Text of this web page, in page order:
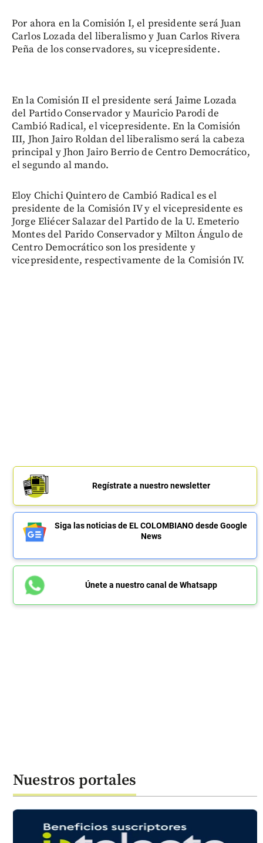
Por ahora en la Comisión I, el presidente será Juan
Carlos Lozada del liberalismo y Juan Carlos Rivera
Peña de los conservadores, su vicepresidente.
En la Comisión II el presidente será Jaime Lozada
del Partido Conservador y Mauricio Parodi de
Cambió Radical, el vicepresidente. En la Comisión
III, Jhon Jairo Roldan del liberalismo será la cabeza
principal y Jhon Jairo Berrio de Centro Democrático,
el segundo al mando.
Eloy Chichi Quintero de Cambió Radical es el
presidente de la Comisión IV y el vicepresidente es
Jorge Eliécer Salazar del Partido de la U. Emeterio
Montes del Parido Conservador y Milton Ángulo de
Centro Democrático son los presidente y
vicepresidente, respectivamente de la Comisión IV.
Regístrate a nuestro newsletter
Siga las noticias de EL COLOMBIANO desde Google
News
Únete a nuestro canal de Whatsapp
Nuestros portales